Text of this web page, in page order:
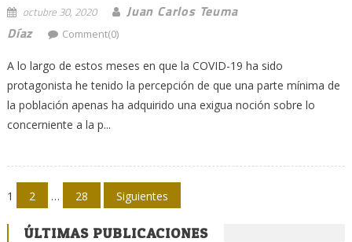
octubre 30, 2020
Juan Carlos Teuma
Díaz
Comment(0)
A lo largo de estos meses en que la COVID-19 ha sido
protagonista he tenido la percepción de que una parte mínima de
la población apenas ha adquirido una exigua noción sobre lo
concerniente a la p...
Navegación
de
1 2 … 28 Siguientes
ÚLTIMAS PUBLICACIONES